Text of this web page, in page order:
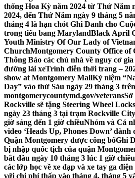
thống Hoa Kỳ năm 2024 từ Thứ Năm
2024, đến Thứ Năm ngày 9 tháng 5
tháng 4 là hạn chót Ghi Danh cho
trong tiểu bang MarylandBlack April
Youth Ministry Of Our Lady of
ChurchMontgomery County Office of
Thông Báo các chủ nhà về nguy cơ
đường lái xeTrình diễn thời trang –
show at Montgomery MallKỷ niệm
Day” vào thứ Sáu ngày 29 tháng 3
montgomerycountymd.gov/veteransSở
Rockville sẽ tặng Steering Wheel
ngày 23 tháng 3 tại trạm Rockville
giờ sáng đến 1 giờ chiềuNhóm và Cá
video ‘Heads Up, Phones Down’
Quận Montgomery được công bốGhi
bị nhập quốc tịch của quận
bắt đầu ngày 10 tháng 3 lúc 1 giờ chiều
các lớp học về xe đạp và xe tay ga
với chi phí thấp vào tháng 4, tháng 5